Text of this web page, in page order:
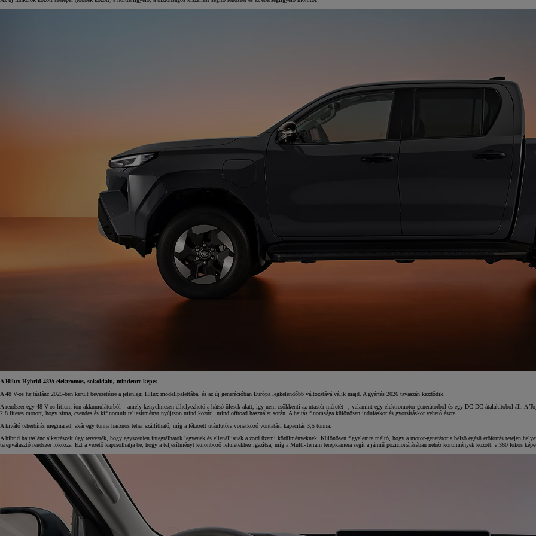
10 020 000 Ft-tól
Corolla Hatchback
A Hilux Hybrid 48V: elektromos, sokoldalú, mindenre képes
A 48 V-os hajtáslánc 2025-ben került bevezetésre a jelenlegi Hilux modellpalettába, és az új generációban Európa legkelendőbb változatává válik majd. A gyártás 2026 tavaszán kezdődik.
A rendszer egy 48 V-os lítium-ion akkumulátorból – amely kényelmesen elhelyezhető a hátsó ülések alatt, így nem csökkenti az utastér méretét –, valamint egy elektromotor-generátorból és egy DC-DC átalakítóból áll. A
2,8 literes motort, hogy sima, csendes és kifinomult teljesítményt nyújtson mind közúti, mind offroad használat során. A hajtás finomsága különösen induláskor és gyorsításkor vehető észre.
A kiváló teherbírás megmarad: akár egy tonna hasznos teher szállítható, míg a fékezett utánfutóra vonatkozó vontatási kapacitás 3,5 tonna.
A hibrid hajtáslánc alkatrészeit úgy tervezték, hogy egyszerűen integrálhatók legyenek és ellenálljanak a zord üzemi körülményeknek. Különösen figyelemre méltó, hogy a motor-generátor a belső égésű erőforrás tetején
terepválasztó rendszer fokozza. Ezt a vezető kapcsolhatja be, hogy a teljesítményt különböző felületekhez igazítsa, míg a Multi-Terrain terepkamera segít a jármű pozicionálásában nehéz körülmények között. a 360 fokos